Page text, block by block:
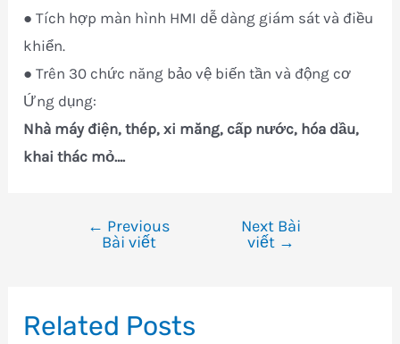
● Tích hợp màn hình HMI dễ dàng giám sát và điều
khiển.
● Trên 30 chức năng bảo vệ biến tần và động cơ
Ứng dụng:
Nhà máy điện, thép, xi măng, cấp nước, hóa dầu,
khai thác mỏ….
viết
← Previous
Bài viết
Next Bài
viết →
Related Posts